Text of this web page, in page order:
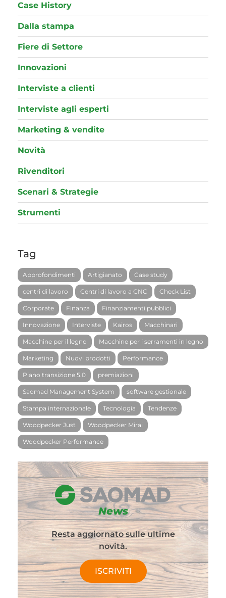
Case History
Dalla stampa
Fiere di Settore
Innovazioni
Interviste a clienti
Interviste agli esperti
Marketing & vendite
Novità
Rivenditori
Scenari & Strategie
Strumenti
Tag
Approfondimenti Artigianato Case study
centri di lavoro Centri di lavoro a CNC Check List
Corporate Finanza Finanziamenti pubblici
Innovazione Interviste Kairos Macchinari
Macchine per il legno Macchine per i serramenti in legno
Marketing Nuovi prodotti Performance
Piano transizione 5.0 premiazioni
Saomad Management System software gestionale
Stampa internazionale Tecnologia Tendenze
Woodpecker Just Woodpecker Mirai
Woodpecker Performance
News
Resta aggiornato sulle ultime
novità.
ISCRIVITI